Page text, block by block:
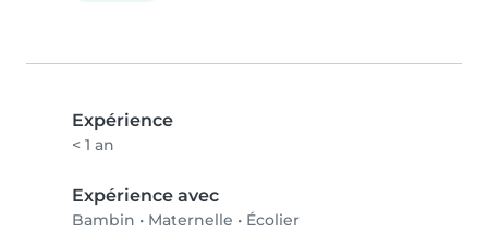
Expérience
< 1 an
Expérience avec
Bambin • Maternelle • Écolier